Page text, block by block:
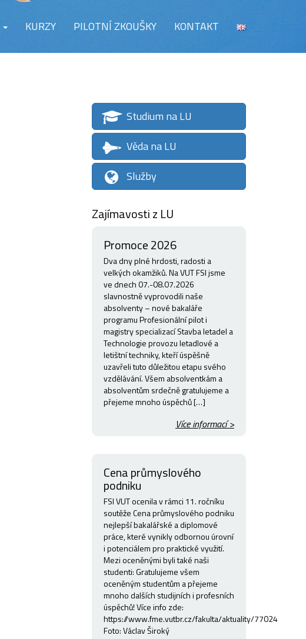
KURZY PILOTNÍ ZKOUŠKY KONTAKT
Studium na LU
Věda na LU
Služby
Zajímavosti z LU
Promoce 2026
Dva dny plné hrdosti, radosti a
velkých okamžiků. Na VUT FSI jsme
ve dnech 07.-08.07.2026
slavnostně vyprovodili naše
absolventy – nové bakaláře
programu Profesionální pilot i
magistry specializací Stavba letadel a
Technologie provozu letadlové a
letištní techniky, kteří úspěšně
uzavřeli tuto důležitou etapu svého
vzdělávání. Všem absolventkám a
absolventům srdečně gratulujeme a
přejeme mnoho úspěchů […]
Více informací >
Cena průmyslového
podniku
FSI VUT ocenila v rámci 11. ročníku
soutěže Cena průmyslového podniku
nejlepší bakalářské a diplomové
práce, které vynikly odbornou úrovní
i potenciálem pro praktické využití.
Mezi oceněnými byli také naši
studenti: Gratulujeme všem
oceněným studentům a přejeme
mnoho dalších studijních i profesních
úspěchů! Více info zde:
https://www.fme.vutbr.cz/fakulta/aktuality/77024
Foto: Václav Široký